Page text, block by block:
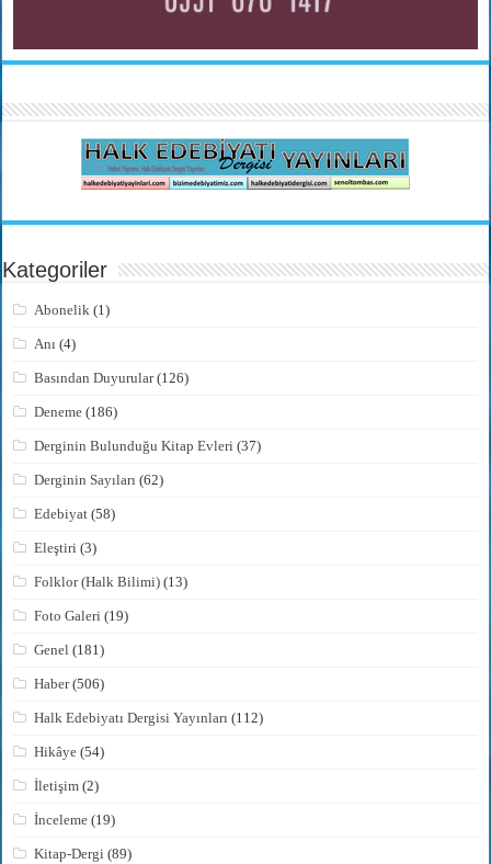
Kategoriler
Abonelik (1)
Anı (4)
Basından Duyurular(126)
Deneme (186)
Derginin Bulunduğu Kitap Evleri (37)
Derginin Sayıları (62)
Edebiyat (58)
Eleştiri (3)
Folklor (Halk Bilimi) (13)
Foto Galeri (19)
Genel (181)
Haber(506)
Halk Edebiyatı Dergisi Yayınları (112)
Hikâye (54)
İletişim (2)
İnceleme (19)
Kitap-Dergi (89)